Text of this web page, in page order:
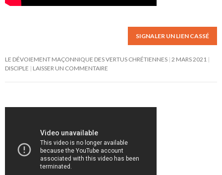
SIGNALER UN LIEN CASSÉ
LE DÉVOIEMENT MAÇONNIQUE DES VERTUS CHRÉTIENNES 2 MARS 2021
DISCIPLE
LAISSER UN COMMENTAIRE